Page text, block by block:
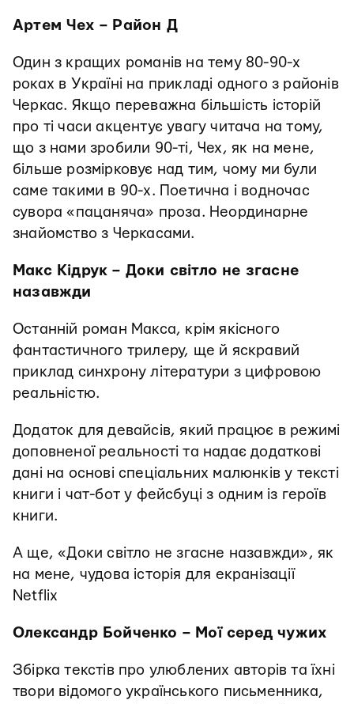
Артем Чех – Район Д
Один з кращих романів на тему 80-90-х
роках в Україні на прикладі одного з районів
Черкас. Якщо переважна більшість історій
про ті часи акцентує увагу читача на тому,
що з нами зробили 90-ті, Чех, як на мене,
більше розмірковує над тим, чому ми були
саме такими в 90-х. Поетична і водночас
сувора «пацаняча» проза. Неординарне
знайомство з Черкасами.
Макс Кідрук – Доки світло не згасне
назавжди
Останній роман Макса, крім якісного
фантастичного трилеру, ще й яскравий
приклад синхрону літератури з цифровою
реальністю.
Додаток для девайсів, який працює в режимі
доповненої реальності та надає додаткові
дані на основі спеціальних малюнків у тексті
книги і чат-бот у фейсбуці з одним із героїв
книги.
А ще, «Доки світло не згасне назавжди», як
на мене, чудова історія для екранізації
Netflix
Олександр Бойченко – Мої серед чужих
Збірка текстів про улюблених авторів та їхні
твори відомого українського письменника,